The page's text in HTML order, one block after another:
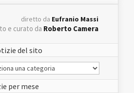
diretto da Eufranio Massi
e curato da Roberto Camera
del sito
per mese